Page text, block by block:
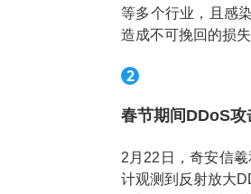
等多个行业，且感
造成不可挽回的损失
2
春节期间DDoS攻
2月22日，奇安信
计观测到反射放大